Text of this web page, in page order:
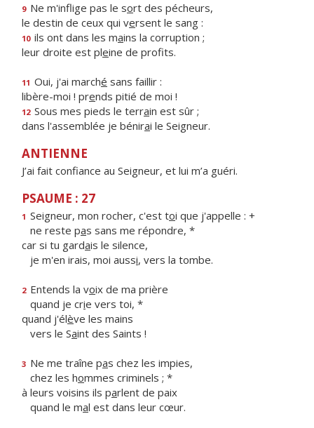
9 Ne m'inflige pas le sort des pécheurs,
le destin de ceux qui versent le sang :
10 ils ont dans les mains la corruption ;
leur droite est pleine de profits.
11 Oui, j'ai marché sans faillir :
libère-moi ! prends pitié de moi !
12 Sous mes pieds le terrain est sûr ;
dans l'assemblée je bénirai le Seigneur.
ANTIENNE
J’ai fait confiance au Seigneur, et lui m’a guéri.
PSAUME : 27
1 Seigneur, mon rocher, c'est toi que j'appelle : +
ne reste pas sans me répondre, *
car si tu gardais le silence,
je m'en irais, moi aussi, vers la tombe.
2 Entends la voix de ma prière
quand je crie vers toi, *
quand j'élève les mains
vers le Saint des Saints !
3 Ne me traîne pas chez les impies,
chez les hommes criminels ; *
à leurs voisins ils parlent de paix
quand le mal est dans leur cœur.